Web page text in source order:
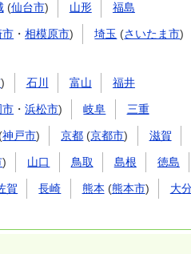
(仙台市) 山形 福島
市 ・相模原市) 埼玉 (さいたま市)
) 石川 富山 福井
市 ・浜松市) 岐阜 三重
(神戸市) 京都 (京都市) 滋賀
) 山口 鳥取 島根 徳島
賀 長崎 熊本 (熊本市) 大